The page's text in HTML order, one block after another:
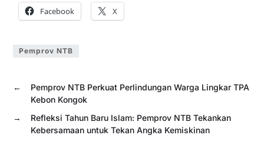
Facebook X
Pemprov NTB
←
Pemprov NTB Perkuat Perlindungan Warga Lingkar TPA
Kebon Kongok
→
Refleksi Tahun Baru Islam: Pemprov NTB Tekankan
Kebersamaan untuk Tekan Angka Kemiskinan